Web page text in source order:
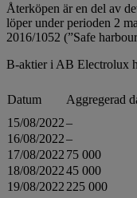
Återköpen är en del av
löper under perioden 2
2016/1052 (”Safe
B-aktier i AB Electrolux
Datum Aggregerad
15/08/2022–
16/08/2022–
17/08/2022 75 000
18/08/202245 000
19/08/2022 225 000